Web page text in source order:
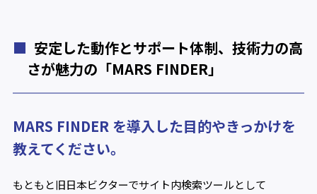
安定した動作とサポート体制、技術力の高
さが魅力の「MARS FINDER」
MARS FINDER を導入した目的やきっかけを
教えてください。
もともと旧日本ビクターでサイト内検索ツールとして